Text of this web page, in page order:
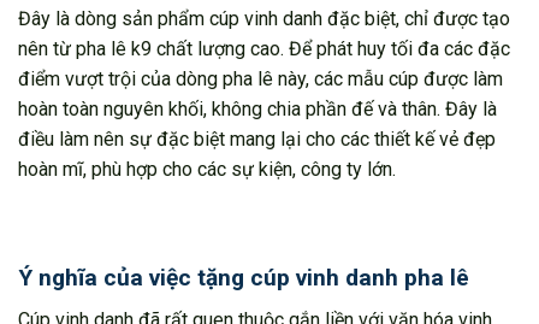
Đây là dòng sản phẩm cúp vinh danh đặc biệt, chỉ được tạo
nên từ pha lê k9 chất lượng cao. Để phát huy tối đa các đặc
điểm vượt trội của dòng pha lê này, các mẫu cúp được làm
hoàn toàn nguyên khối, không chia phần đế và thân. Đây là
điều làm nên sự đặc biệt mang lại cho các thiết kế vẻ đẹp
hoàn mĩ, phù hợp cho các sự kiện, công ty lớn.
Ý nghĩa của việc tặng cúp vinh danh pha lê